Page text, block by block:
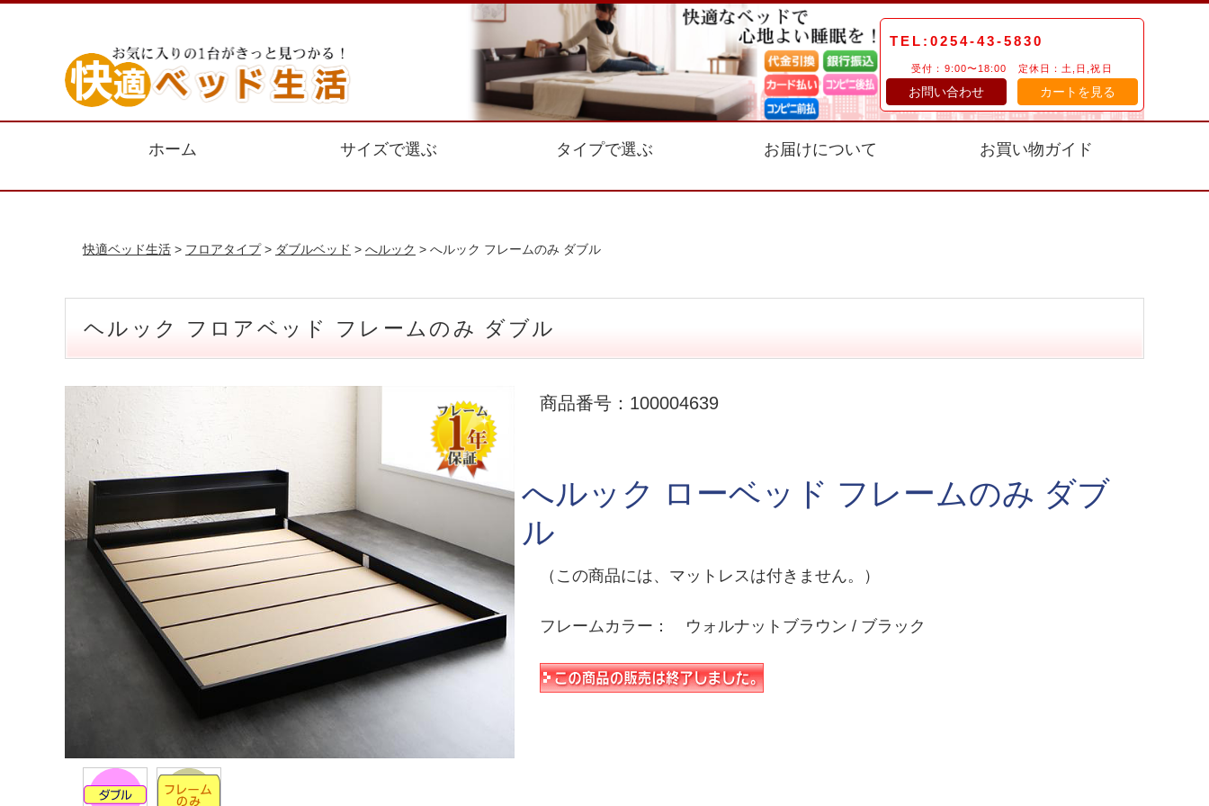
TEL:0254-43-5830
受付：9:00〜18:00 定休日：土,日,祝日
お問い合わせ カートを見る
ホーム サイズで選ぶ タイプで選ぶ お届けについて お買い物ガイド
快適ベッド生活 > フロアタイプ> ダブルベッド > へルック > へルック フレームのみ ダブル
ヘルック フロアベッド フレームのみ ダブル
商品番号：100004639
へルック ローベッド フレームのみ ダブ
ル
（この商品には、マットレスは付きません。）
フレームカラー： ウォルナットブラウン / ブラック